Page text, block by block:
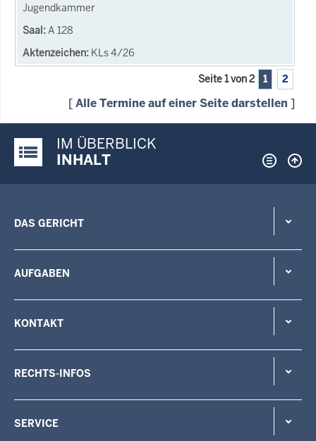
Jugendkammer
A 128
KLs 4/26
Seite 1 von 2 1 2
[Alle Termine auf einer Seite darstellen ]
Justiz-Portal im Überblick:
IM ÜBERBLICK
INHALT
DAS GERICHT
AUFGABEN
KONTAKT
RECHTS-INFOS
SERVICE